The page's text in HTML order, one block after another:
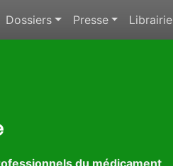
Dossiers Presse Librairie
du médicament